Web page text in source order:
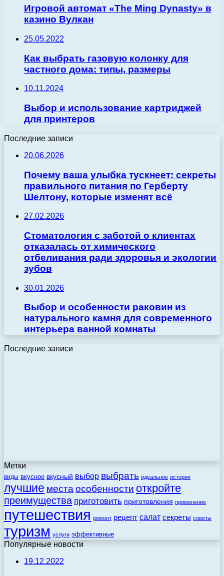
Игровой автомат «The Ming Dynasty» в
казино Вулкан
25.05.2022
Как выбрать газовую колонку для
частного дома: типы, размеры
10.11.2024
Выбор и использование картриджей
для принтеров
Последние записи
20.06.2026
Почему ваша улыбка тускнеет: секреты
правильного питания по Герберту
Шелтону, которые изменят всё
27.02.2026
Стоматология с заботой о клиентах
отказалась от химического
отбеливания ради здоровья и экологии
зубов
30.01.2026
Выбор и особенности раковин из
натурального камня для современного
интерьера ванной комнаты
Последние записи
Метки
виды вкусное вкусный выбор выбрать идеальное история
лучшие места особенности откройте
преимущества приготовить приготовления применение
путешествия ремонт рецепт салат секреты советы
туризм услуги эффективные
Популярные новости
19.12.2022